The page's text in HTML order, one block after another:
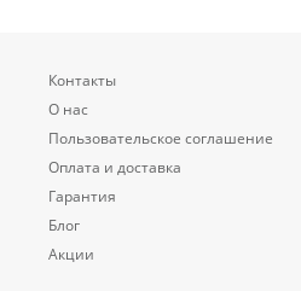
Контакты
О нас
Пользовательское соглашение
Оплата и доставка
Гарантия
Блог
Акции